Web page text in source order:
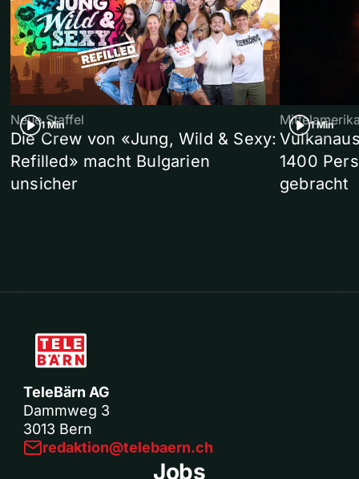
1 Min
Neue Staffel
Die Crew von «Jung, Wild & Sexy:
Refilled» macht Bulgarien
unsicher
1 Min
1400
gebracht
TeleBärn AG
Dammweg 3
3013 Bern
redaktion@telebaern.ch
Jobs